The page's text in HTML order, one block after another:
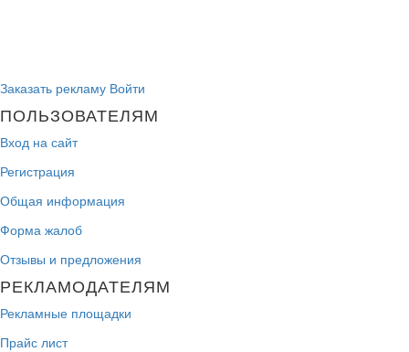
Заказать рекламу Войти
ПОЛЬЗОВАТЕЛЯМ
Вход на сайт
Регистрация
Общая информация
Форма жалоб
Отзывы и предложения
РЕКЛАМОДАТЕЛЯМ
Рекламные площадки
Прайс лист